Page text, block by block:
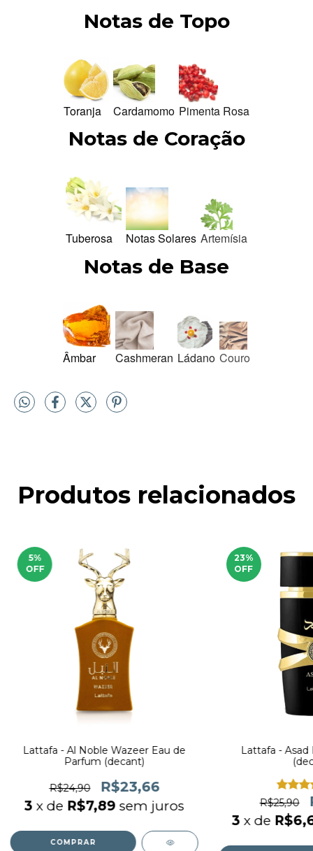
Notas de Topo
Toranja Cardamomo Pimenta Rosa
Notas de Coração
Tuberosa Notas Solares Artemísia
Notas de Base
Âmbar Cashmeran Ládano Couro
Produtos relacionados
5%
OFF
Lattafa - Al Noble Wazeer Eau de
Parfum (decant)
R$24,90 R$23,66
3 x de R$7,89 sem juros
COMPRAR
23%
OFF
Lattafa -
R$25,90
3 x de